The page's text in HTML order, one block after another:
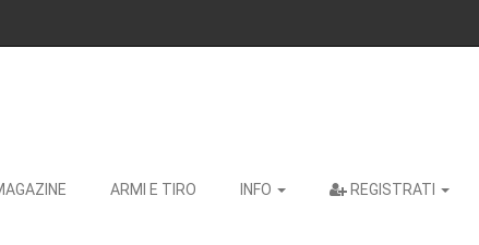
ARMI E TIRO INFO REGISTRATI